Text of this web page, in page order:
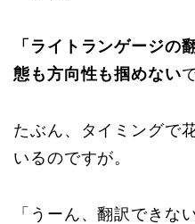
「ライトランゲージの
態も方向性も掴めない
たぶん、タイミングで
いるのですが。
「うーん、翻訳できな